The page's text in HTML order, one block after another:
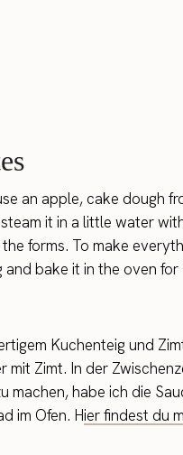
an apple, cake dough
it in a little water
forms. To make
bake it in the oven
Kuchenteig und
Zimt. In der
habe ich die
im Ofen. Hier findest du